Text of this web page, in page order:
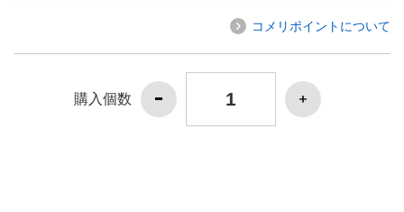
コメリポイントについて
購入個数